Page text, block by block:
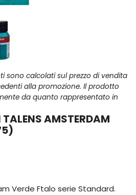
sono calcolati sul prezzo di vendita
alla promozione. Il prodotto
da quanto rappresentato in
AMSTERDAM
Verde Ftalo serie Standard.